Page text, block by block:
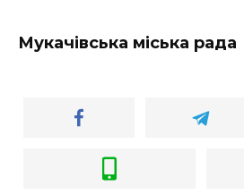
ФОТО
ВІДЕО
Мукачівська міська рада